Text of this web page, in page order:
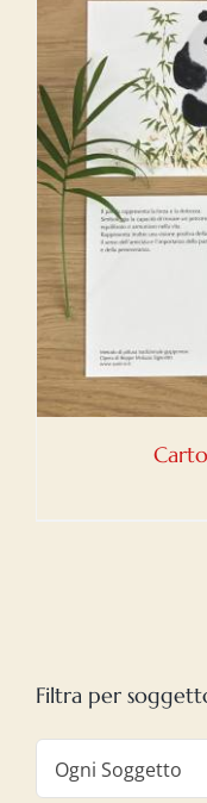
Filtra per
Ogni Soggetto